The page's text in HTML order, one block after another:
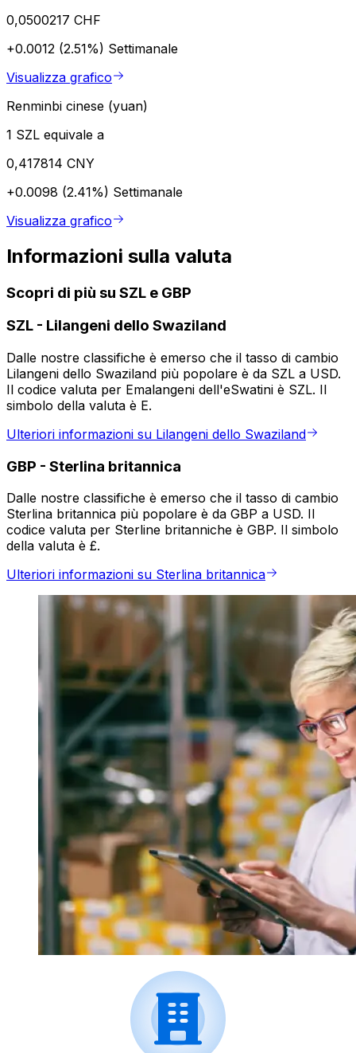
0,0500217 CHF
+0.0012 (2.51%) Settimanale
Visualizza grafico
Renminbi cinese (yuan)
1 SZL equivale a
0,417814 CNY
+0.0098 (2.41%) Settimanale
Visualizza grafico
Informazioni sulla valuta
Scopri di più su SZL e GBP
SZL - Lilangeni dello Swaziland
Dalle nostre classifiche è emerso che il tasso di cambio
Lilangeni dello Swaziland più popolare è da SZL a USD.
Il codice valuta per Emalangeni dell'eSwatini è SZL. Il
simbolo della valuta è E.
Ulteriori informazioni su Lilangeni dello Swaziland
GBP - Sterlina britannica
Dalle nostre classifiche è emerso che il tasso di cambio
Sterlina britannica più popolare è da GBP a USD. Il
codice valuta per Sterline britanniche è GBP. Il simbolo
della valuta è £.
Ulteriori informazioni su Sterlina britannica